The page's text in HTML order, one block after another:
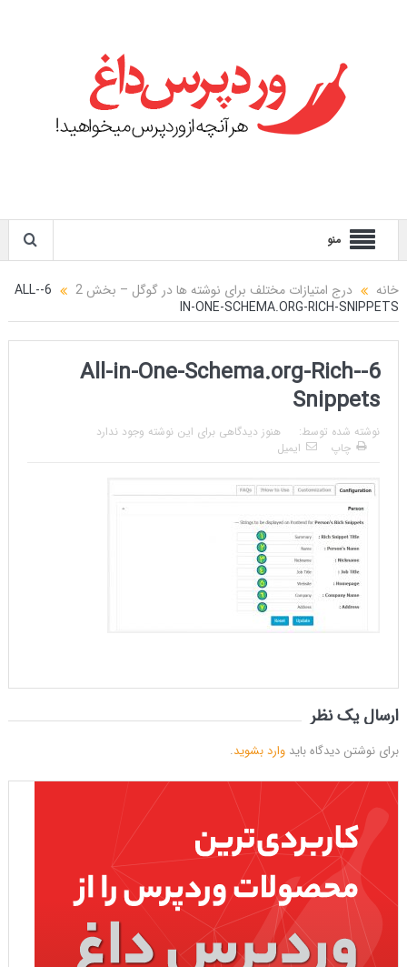
منو
خانه درج امتیازات مختلف برای نوشته ها در گوگل – بخش 2
6-ALL-
IN-ONE-SCHEMA.ORG-RICH-SNIPPETS
6-All-in-One-Schema.org-Rich-
Snippets
نوشته شده توسط:
هنوز دیدگاهی برای این نوشته وجود ندارد
چاپ
ایمیل
ارسال یک نظر
برای نوشتن دیدگاه باید وارد بشوید.